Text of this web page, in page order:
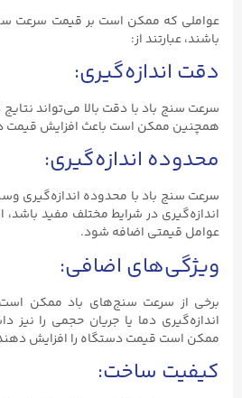
باشند، عبارتند از:
دقت اندازه‌گیری:
سرعت سنج باد با دقت بالا می‌تواند
همچنین ممکن است باعث افزایش قیمت
محدوده اندازه‌گیری:
سرعت سنج باد با محدوده اندازه‌گیری
اندازه‌گیری در شرایط مختلف مفید
عوامل قیمتی اضافه شود.
ویژگی‌های اضافی:
برخی از سرعت سنج‌های باد ممکن
اندازه‌گیری دما یا جریان حجمی را نیز
ممکن است قیمت دستگاه را افزایش
کیفیت ساخت: